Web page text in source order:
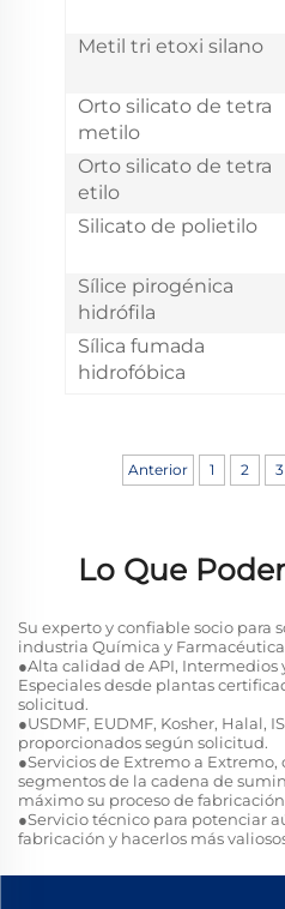
Metil tri etoxi silano
Orto silicato de tetra
metilo
Orto silicato de tetra
etilo
Silicato de polietilo
Sílice pirogénica
hidrófila
Sílica fumada
hidrofóbica
Anterior 1 2 3
Lo Que
Su experto y confiable socio para
industria Química y
●Alta calidad de API, Intermedios
Especiales desde plantas
solicitud.
●USDMF, EUDMF, Kosher, Halal,
proporcionados según solicitud.
●Servicios de Extremo a
segmentos de la cadena de
máximo su proceso de
●Servicio técnico para potenciar
fabricación y hacerlos más